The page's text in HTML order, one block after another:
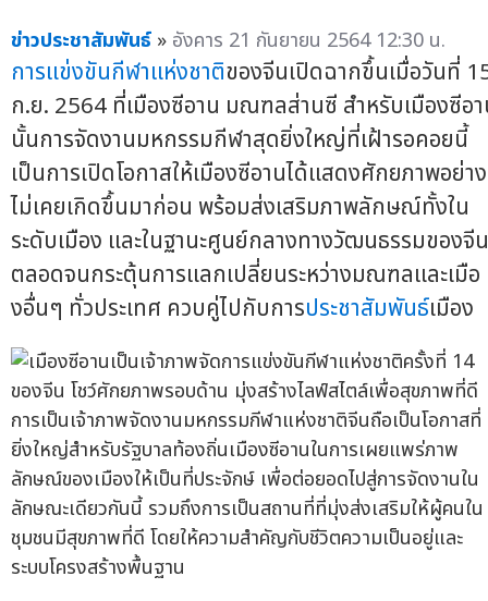
ข่าวประชาสัมพันธ์ » อังคาร 21 กันยายน 2564 12:30 น.
การแข่งขันกีฬาแห่งชาติของจีนเปิดฉากขึ้นเมื่อวันที่
ก.ย. 2564 ที่เมืองซีอาน มณฑลส่านซี สำหรับเมืองซีอ
นั้นการจัดงานมหกรรมกีฬาสุดยิ่งใหญ่ที่เฝ้ารอคอยนี้
เป็นการเปิดโอกาสให้เมืองซีอานได้แสดงศักยภาพอย่าง
ไม่เคยเกิดขึ้นมาก่อน พร้อมส่งเสริมภาพลักษณ์ทั้งใน
ระดับเมือง และในฐานะศูนย์กลางทางวัฒนธรรมของจีน
ตลอดจนกระตุ้นการแลกเปลี่ยนระหว่างมณฑลและเมือ
งอื่นๆ ทั่วประเทศ ควบคู่ไปกับการประชาสัมพันธ์เมือง
การเป็นเจ้าภาพจัดงานมหกรรมกีฬาแห่งชาติจีนถือเป็นโอกาสที่
ยิ่งใหญ่สำหรับรัฐบาลท้องถิ่นเมืองซีอานในการเผยแพร่ภาพ
ลักษณ์ของเมืองให้เป็นที่ประจักษ์ เพื่อต่อยอดไปสู่การจัดงานใน
ลักษณะเดียวกันนี้ รวมถึงการเป็นสถานที่ที่มุ่งส่งเสริมให้ผู้คนใน
ชุมชนมีสุขภาพที่ดี โดยให้ความสำคัญกับชีวิตความเป็นอยู่และ
ระบบโครงสร้างพื้นฐาน